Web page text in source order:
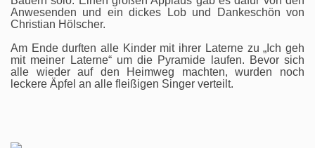
Anwesenden und ein dickes Lob und Dankeschön von
Christian Hölscher.
Am Ende durften alle Kinder mit ihrer Laterne zu „Ich geh
mit meiner Laterne“ um die Pyramide laufen. Bevor sich
alle wieder auf den Heimweg machten, wurden noch
leckere Äpfel an alle fleißigen Singer verteilt.